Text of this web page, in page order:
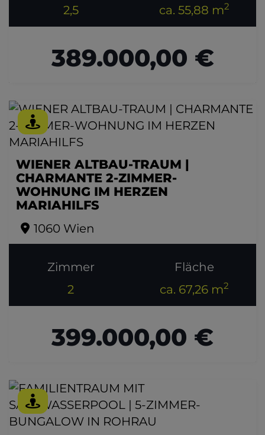
2,5
ca. 55,88 m2
389.000,00 €
WIENER ALTBAU-TRAUM |
CHARMANTE 2-ZIMMER-
WOHNUNG IM HERZEN
MARIAHILFS
1060 Wien
Zimmer
2
Fläche
ca. 67,26 m2
399.000,00 €